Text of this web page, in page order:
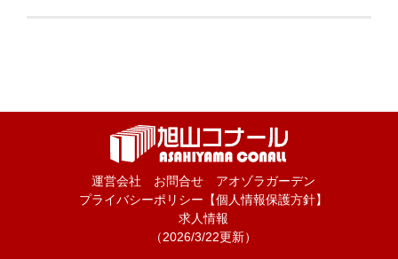
運営会社 お問合せ
アオゾラガーデン
プライバシーポリシー【個人情報保護方針】
求人情報
（2026/3/22更新）